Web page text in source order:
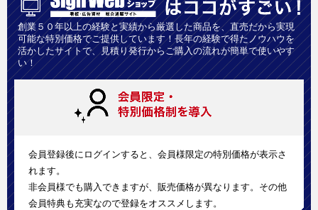
創業５０年以上の経験と実績から厳選した商品を、直売だから実現
可能な特別価格でご提供しています！長年の経験で得たノウハウを
活かしたサイトで、見積り発行からご購入の流れが簡単で使いやす
い！
会員登録後にログインすると、会員様限定の特別価格が表示さ
れます。
非会員様でも購入できますが、販売価格が異なります。その他
会員特典も充実なので登録をオススメします。